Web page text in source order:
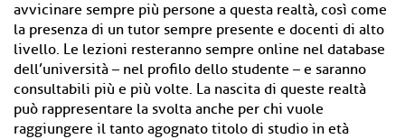
avvicinare sempre più persone a questa realtà, così come
la presenza di un tutor sempre presente e docenti di alto
livello. Le lezioni resteranno sempre online nel database
dell’università – nel profilo dello studente – e saranno
consultabili più e più volte. La nascita di queste realtà
può rappresentare la svolta anche per chi vuole
raggiungere il tanto agognato titolo di studio in età